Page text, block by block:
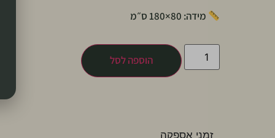
מידה: 80×180 ס״מ
הוספה לסל
זמני אספקה